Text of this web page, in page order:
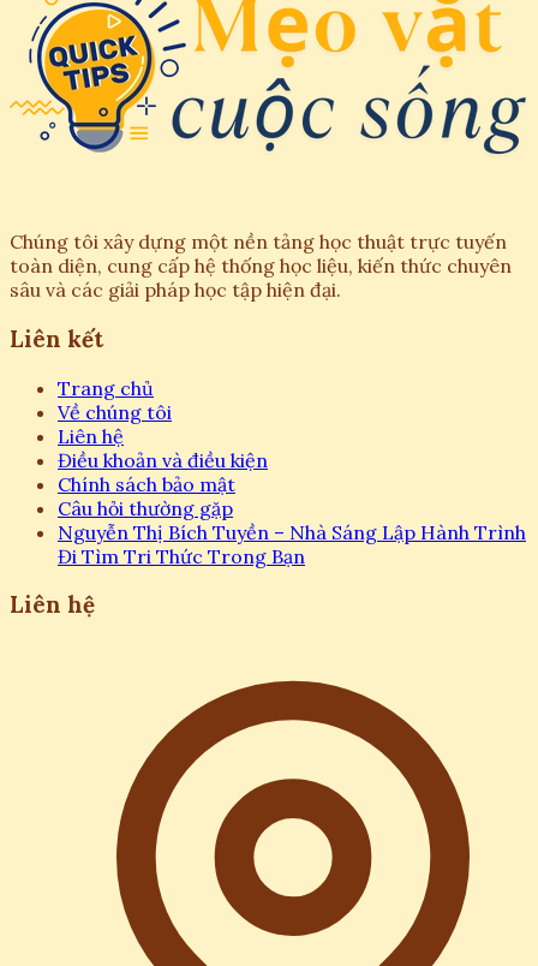
Chúng tôi xây dựng một nền tảng học thuật trực tuyến
toàn diện, cung cấp hệ thống học liệu, kiến thức chuyên
sâu và các giải pháp học tập hiện đại.
Liên kết
Trang chủ
Về chúng tôi
Liên hệ
Điều khoản và điều kiện
Chính sách bảo mật
Câu hỏi thường gặp
Nguyễn Thị Bích Tuyền – Nhà Sáng Lập Hành Trình
Đi Tìm Tri Thức Trong Bạn
Liên hệ